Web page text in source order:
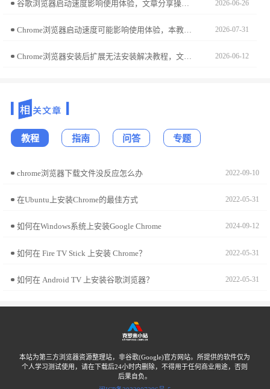
谷歌浏览器启动速度影响使用体验，文章分享操作经验，包括启动项管理、缓存优化及性能设置技巧，让用户体验更快的浏览器启动效果。 2026-06-26
Chrome浏览器启动速度可能影响使用体验，本教程分享测试与优化操作实践，包括原因分析、设置调整及操作技巧，帮助用户恢复快速启动体验。 2026-07-31
Chrome浏览器安装后扩展无法安装解决教程，文章讲解插件来源验证、浏览器设置调整及操作方法，让扩展顺利启用。 2026-06-12
教程 指南 问答 专题
chrome浏览器下载文件没反应怎么办 2022-09-10
在Ubuntu上安装Chrome的最佳方式 2022-05-31
如何在Windows系统上安装Google Chrome 2024-09-12
如何在 Fire TV Stick 上安装 Chrome？ 2022-05-31
如何在 Android TV 上安装谷歌浏览器？ 2022-05-31
本站为第三方浏览器资源整理站，非谷歌(Google)官方网站。所提供的软件仅为
个人学习测试使用，请在下载后24小时内删除，不得用于任何商业用途，否则
后果自负。